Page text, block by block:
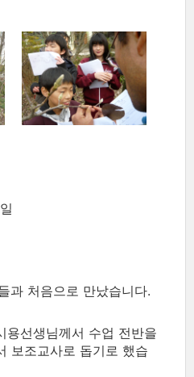
과 처음으로 만났습니다.
용선생님께서 수업 전반을
보조교사로 돕기로 했습